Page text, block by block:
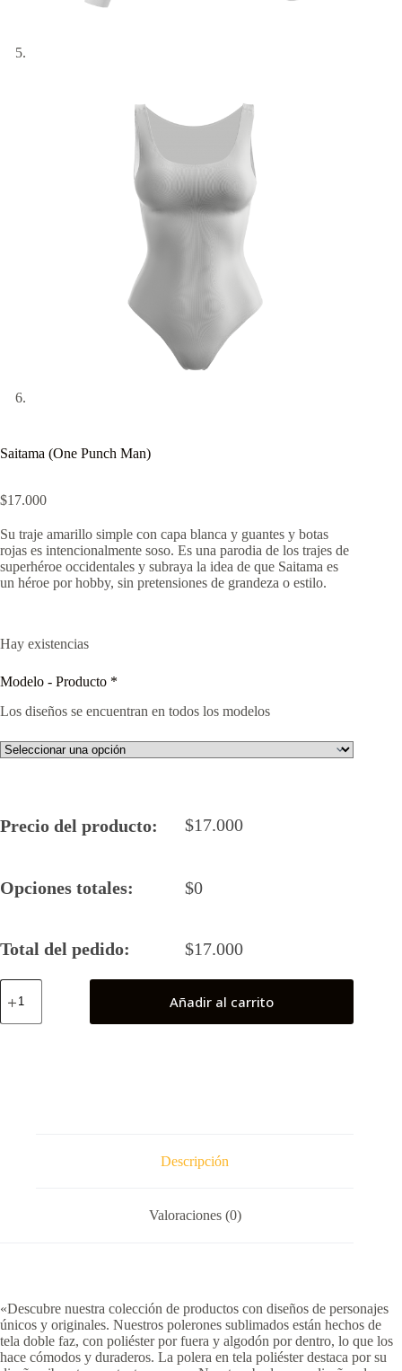
Saitama (One Punch Man)
$17.000
Su traje amarillo simple con capa blanca y guantes y botas
rojas es intencionalmente soso. Es una parodia de los trajes de
superhéroe occidentales y subraya la idea de que Saitama es
un héroe por hobby, sin pretensiones de grandeza o estilo.
Hay existencias
Modelo - Producto *
Los diseños se encuentran en todos los modelos
Precio del producto: $17.000
Opciones totales: $0
Total del pedido: $17.000
Saitama
(One
Añadir al carrito
Descripción
Valoraciones (0)
«Descubre nuestra colección de productos con diseños de personajes
únicos y originales. Nuestros polerones sublimados están hechos de
tela doble faz, con poliéster por fuera y algodón por dentro, lo que los
hace cómodos y duraderos. La polera en tela poliéster destaca por su